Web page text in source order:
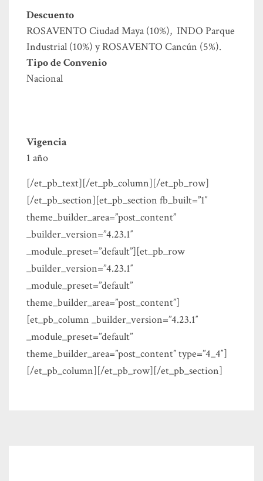
Descuento
ROSAVENTO Ciudad Maya (10%), INDO Parque
Industrial (10%) y ROSAVENTO Cancún (5%).
Tipo de Convenio
Nacional
Vigencia
1 año
[/et_pb_text][/et_pb_column][/et_pb_row]
[/et_pb_section][et_pb_section fb_built=”1″
theme_builder_area=”post_content”
_builder_version=”4.23.1″
_module_preset=”default”][et_pb_row
_builder_version=”4.23.1″
_module_preset=”default”
theme_builder_area=”post_content”]
[et_pb_column _builder_version=”4.23.1″
_module_preset=”default”
theme_builder_area=”post_content” type=”4_4″]
[/et_pb_column][/et_pb_row][/et_pb_section]